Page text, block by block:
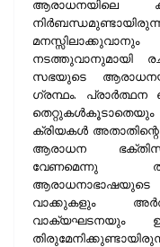
ആരാധനയിലെ
നടത്തുവാനുമായി
സഭയുടെ
ഗ്രന്ഥം.
ക്രിയകള്‍
ആരാധന
വേണമെന്നു
വാക്കുകളും
വാക്യഘടനയും